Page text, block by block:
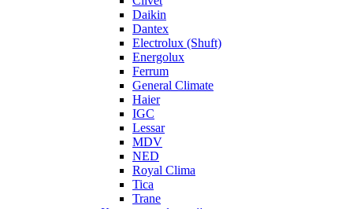
Daikin
Dantex
Electrolux (Shuft)
Energolux
Ferrum
General Climate
Haier
IGC
Lessar
MDV
NED
Royal Clima
Tica
Trane